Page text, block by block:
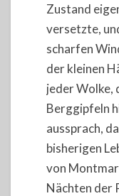
Zustand
versetzte,
scharfen
der kleinen
jeder Wolke,
Berggipfeln
aussprach,
bisherigen
von
Nächten der